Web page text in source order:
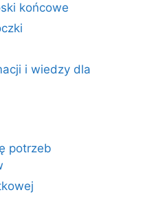
końcowe
i wiedzy dla
potrzeb